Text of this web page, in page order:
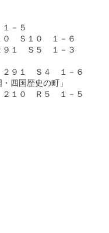
－５
　Ｓ１０　１－６
１　Ｓ５　１－３
１－６
・四国歴史の町」
　１－５